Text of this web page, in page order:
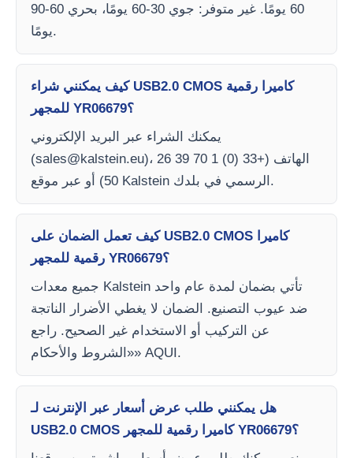
60 يومًا. غير متوفر: جوي 30-60 يومًا، بحري 60-90
يومًا.
كيف يمكنني شراء USB2.0 CMOS كاميرا رقمية
للمجهر YR06679؟
يمكنك الشراء عبر البريد الإلكتروني
(sales@kalstein.eu)، الهاتف (+33 (0) 1 70 39 26
50) أو عبر موقع Kalstein الرسمي في بلدك.
كيف تعمل الضمان على USB2.0 CMOS كاميرا
رقمية للمجهر YR06679؟
جميع معدات Kalstein تأتي بضمان لمدة عام واحد
ضد عيوب التصنيع. الضمان لا يغطي الأضرار الناتجة
عن التركيب أو الاستخدام غير الصحيح. راجع
«الشروط والأحكام» AQUI.
هل يمكنني طلب عرض أسعار عبر الإنترنت لـ
USB2.0 CMOS كاميرا رقمية للمجهر YR06679؟